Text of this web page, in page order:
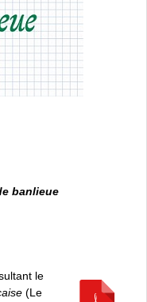
banlieue
le
(Le